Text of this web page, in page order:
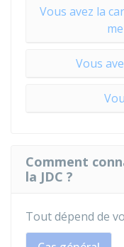
Vous avez la
Vous
Comment
la JDC ?
Tout dépend de